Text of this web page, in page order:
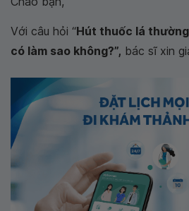
Với câu hỏi “Hút thuốc lá
có làm sao không?”, bác sĩ xin